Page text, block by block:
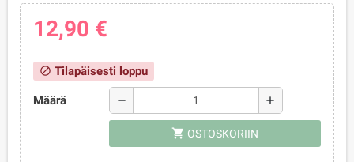
12,90 €
block Tilapäisesti loppu
Määrä remove add
shopping_cart OSTOSKORIIN